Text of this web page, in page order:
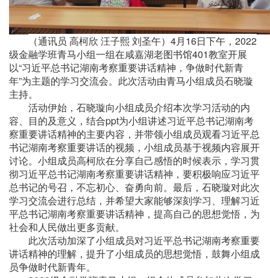
（通讯员 高柯欣 汪子熙 刘圣午） 4月16日 下午 ， 2022
级金融学班青马小组一组在咸嘉湖老图书馆401教室开展
以“习近平总书记湖南考察重要讲话精神，争做时代新青
年”为主题的学习交流会。此次活动由青马小组成员石晓璇
主持。
活动伊始 ， 石晓璇向小组成员介绍本次学习活动的内
容、目的及意义， 结合ppt为小组讲述习近平总书记湖南考
察重要讲话精神的主要内容 ， 并带领小组成员观看习近平总
书记湖南考察重要讲话的视频，小组成员基于视频内容展开
讨论。小组成员高柯欣在分享自己感悟的时候表示， 学习贯
彻习近平总书记湖南考察重要讲话精神 ，要积极响应习近平
总书记的号召，不忘初心、奋勇向前。 最后， 石晓璇对此次
学习交流会进行总结，并希望大家能够深刻学习、理解习近
平总书记湖南考察重要讲话精神，提高自己的思想觉悟，为
社会和人民做出更多贡献。
此次活动加深了小组成员对习近平总书记湖南考察重要
讲话精神的理解，提升了小组成员的思想觉悟，鼓舞小组成
员争做时代新青年。